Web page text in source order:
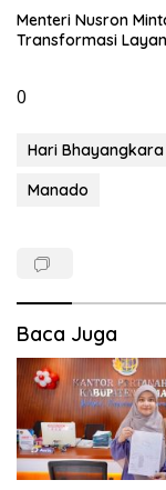
Menteri Nusron
Transformasi
0
Hari
Manado
Baca Juga